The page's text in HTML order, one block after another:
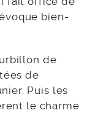
bien-
de
de
Puis les
le charme